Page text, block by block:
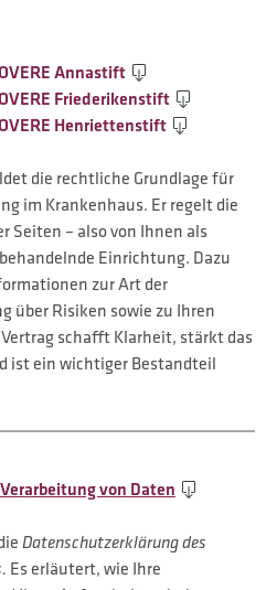
Annastift
Friederikenstift
Henriettenstift
die rechtliche Grundlage für
im Krankenhaus. Er regelt die
Seiten – also von Ihnen als
Einrichtung. Dazu
zur Art der
über Risiken sowie zu Ihren
schafft Klarheit, stärkt das
ist ein wichtiger Bestandteil
von Daten
Datenschutzerklärung des
Es erläutert, wie Ihre